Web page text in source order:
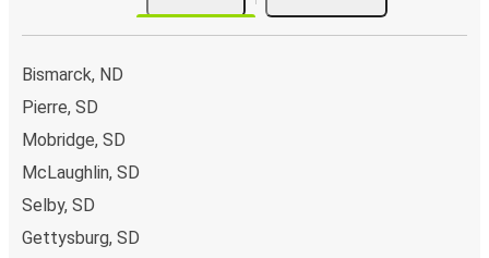
Bismarck, ND
Pierre, SD
Mobridge, SD
McLaughlin, SD
Selby, SD
Gettysburg, SD